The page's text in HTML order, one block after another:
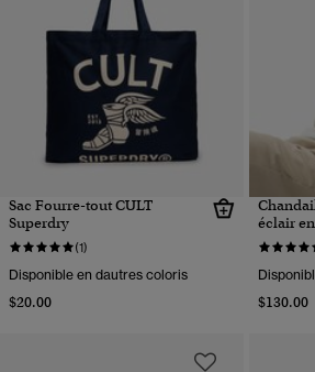
Sac Fourre-tout CULT
Superdry
(1)
Disponible en dautres coloris
$20.00
éclair
$130.00